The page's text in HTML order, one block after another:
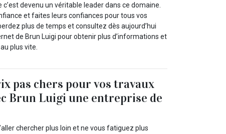
devenu un véritable leader dans ce domaine.
et faites leurs confiances pour tous vos
plus de temps et consultez dès aujourd’hui
de Brun Luigi pour obtenir plus d’informations et
plus vite.
pas chers pour vos travaux
Brun Luigi une entreprise de
chercher plus loin et ne vous fatiguez plus